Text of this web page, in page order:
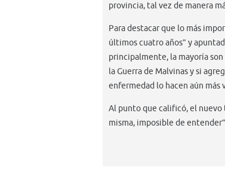
provincia, tal vez de manera
Para destacar que lo más
últimos cuatro años” y
principalmente, la mayoría
la Guerra de Malvinas y si
enfermedad lo hacen aún más
Al punto que calificó, el nuevo
misma, imposible de